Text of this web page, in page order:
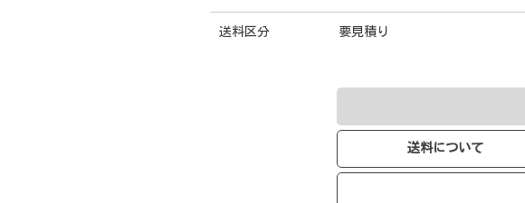
送料区分 要見積り
送料について